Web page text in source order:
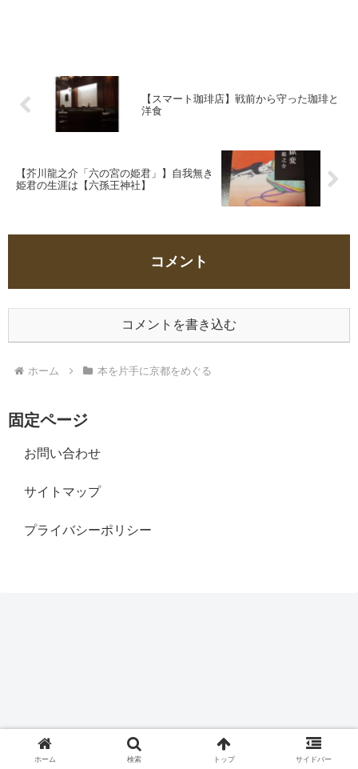
【スマート珈琲店】戦前から守った珈琲と
洋食
【芥川龍之介「六の宮の姫君」】自我無き
姫君の生涯は【六孫王神社】
コメント
コメントを書き込む
ホーム 本を片手に京都をめぐる
固定ページ
お問い合わせ
サイトマップ
プライバシーポリシー
ホーム 検索 トップ サイドバー